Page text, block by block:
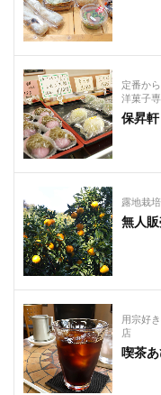
定番か
洋菓子
保昇軒
露地栽
無人
用宗好
店
喫茶